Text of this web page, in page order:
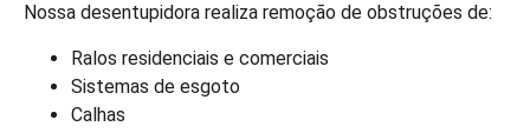
Nossa desentupidora realiza remoção de obstruções de:
Ralos residenciais e comerciais
Sistemas de esgoto
Calhas